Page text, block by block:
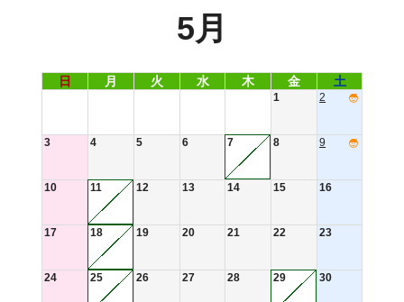
5月
日 月 火 水 木 金 土
1 2
3 4 5 6 7 8 9
10 11 12 13 14 15 16
17 18 19 20 21 22 23
24 25 26 27 28 29 30